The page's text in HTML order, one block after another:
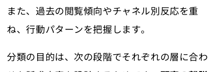
また、過去の閲覧傾向やチャネル別反応を重
ね、行動パターンを把握します。
分類の目的は、次の段階でそれぞれの層に合わ